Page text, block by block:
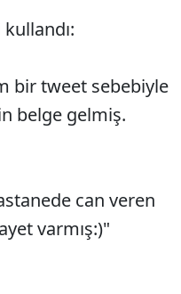
bir tweet sebebiyle
belge gelmiş.
can veren
varmış:)"